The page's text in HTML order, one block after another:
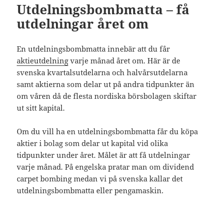
Utdelningsbombmatta – få
utdelningar året om
En utdelningsbombmatta innebär att du får
aktieutdelning varje månad året om. Här är de
svenska kvartalsutdelarna och halvårsutdelarna
samt aktierna som delar ut på andra tidpunkter än
om våren då de flesta nordiska börsbolagen skiftar
ut sitt kapital.
Om du vill ha en utdelningsbombmatta får du köpa
aktier i bolag som delar ut kapital vid olika
tidpunkter under året. Målet är att få utdelningar
varje månad. På engelska pratar man om dividend
carpet bombing medan vi på svenska kallar det
utdelningsbombmatta eller pengamaskin.